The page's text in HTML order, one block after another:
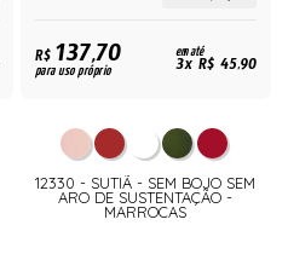
R$137,70
para uso próprio
em até
3x R$ 45,90
12330 - SUTIÃ - SEM BOJO SEM
ARO DE SUSTENTAÇÃO -
MARROCAS